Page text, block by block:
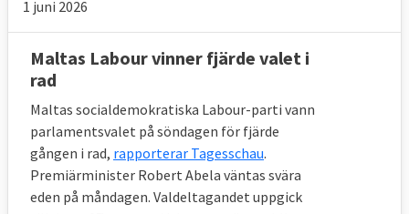
1 juni 2026
Maltas Labour vinner fjärde valet i
rad
Maltas socialdemokratiska Labour-parti vann
parlamentsvalet på söndagen för fjärde
gången i rad, rapporterar Tagesschau.
Premiärminister Robert Abela väntas svära
eden på måndagen. Valdeltagandet uppgick